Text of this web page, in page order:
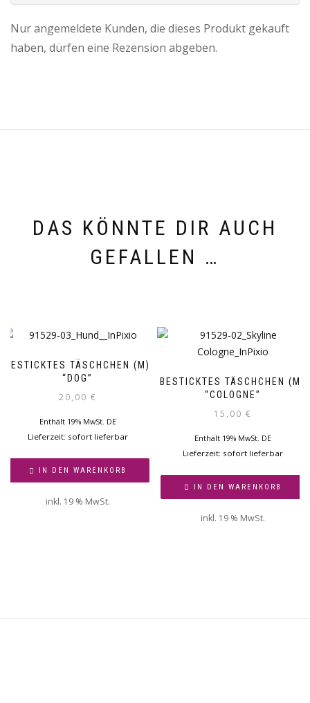
Nur angemeldete Kunden, die dieses Produkt gekauft
haben, dürfen eine Rezension abgeben.
DAS KÖNNTE DIR AUCH
GEFALLEN …
BESTICKTES TÄSCHCHEN (M)
“DOG”
20,00 €
Enthält 19% MwSt. DE
Lieferzeit: sofort lieferbar
IN DEN WARENKORB
inkl. 19 % MwSt.
BESTICKTES TÄSCHCHEN (M)
“COLOGNE”
15,00 €
Enthält 19% MwSt. DE
Lieferzeit: sofort lieferbar
IN DEN WARENKORB
inkl. 19 % MwSt.